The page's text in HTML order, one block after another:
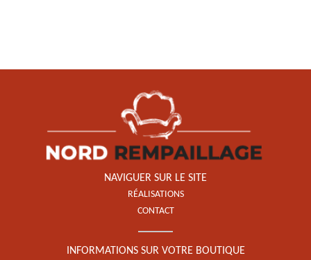
NAVIGUER SUR LE SITE
RÉALISATIONS
CONTACT
INFORMATIONS SUR VOTRE BOUTIQUE